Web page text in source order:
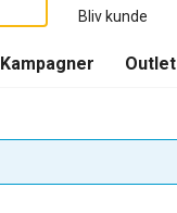
Bliv kunde
Kampagner Outlet